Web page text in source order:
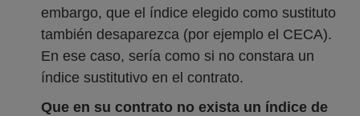
embargo, que el índice elegido como sustituto
también desaparezca (por ejemplo el CECA).
En ese caso, sería como si no constara un
índice sustitutivo en el contrato.
Que en su contrato no exista un índice de